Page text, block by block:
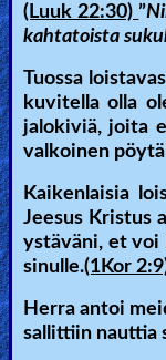
(Luuk 22:30)”
kahtatoista
Tuossa
kuvitella olla
jalokiviä, joita
valkoinen
Kaikenlaisia
Jeesus Kristus
ystäväni, et voi
sinulle.(1Kor
Herra antoi
sallittiin nauttia